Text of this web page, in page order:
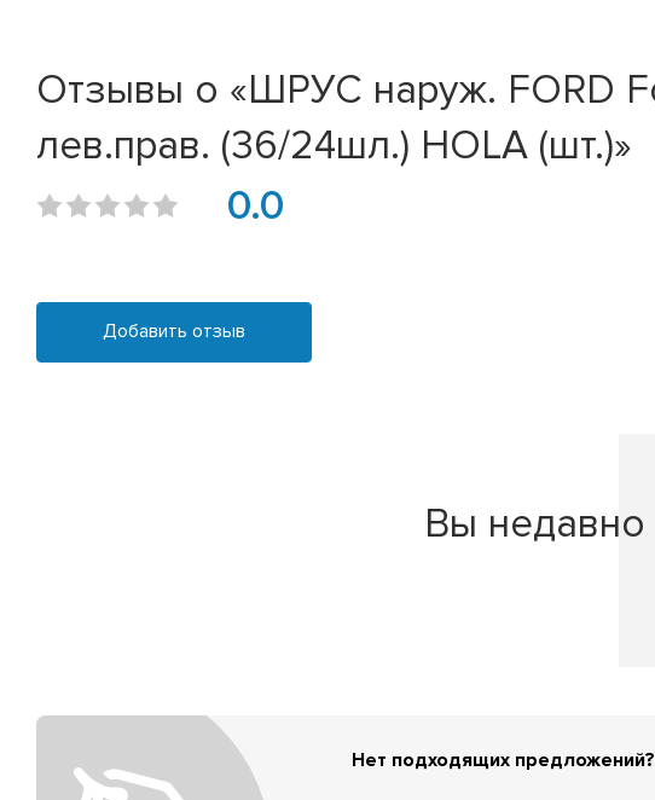
Отзывы о «ШРУС наруж. FORD
лев.прав. (36/24шл.) HOLA (шт.)»
0.0
Добавить отзыв
Вы недавно
Нет подходящих предложений?